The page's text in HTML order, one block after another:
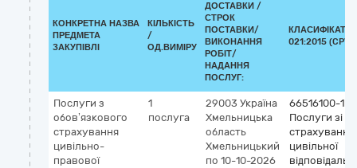
КОНКРЕТНА НАЗВА
ПРЕДМЕТА
ЗАКУПІВЛІ
КІЛЬКІСТЬ
/
ОД.ВИМІРУ
ДОСТАВКИ /
СТРОК
ПОСТАВКИ/
ВИКОНАННЯ
РОБІТ/
НАДАННЯ
ПОСЛУГ:
021:2015 (CPV)
Послуги з
обов’язкового
страхування
цивільно-
правової
1
послуга
29003 Україна
Хмельницька
область
Хмельницький
по 10-10-2026
66516100-1
Послуги зі
страхування
цивільної